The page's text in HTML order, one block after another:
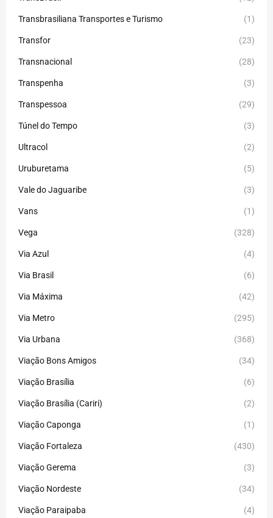
Transbrasiliana Transportes e Turismo (1)
Transfor (23)
Transnacional (28)
Transpenha (3)
Transpessoa (29)
Túnel do Tempo (3)
Ultracol (2)
Uruburetama (5)
Vale do Jaguaribe (3)
Vans (1)
Vega (328)
Via Azul (4)
Via Brasil (6)
Via Máxima (42)
Via Metro (295)
Via Urbana (368)
Viação Bons Amigos (34)
Viação Brasília (6)
Viação Brasília (Cariri) (2)
Viação Caponga (1)
Viação Fortaleza (430)
Viação Gerema (3)
Viação Nordeste (34)
Viação Paraipaba (4)